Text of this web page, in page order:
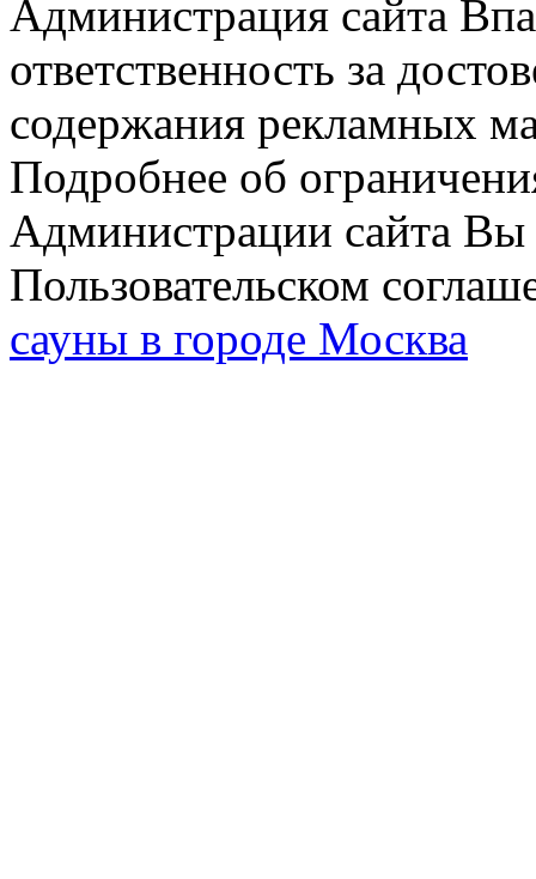
Администрация сайта
ответственность за
содержания рекламных
Подробнее об
Администрации сайта Вы
Пользовательском
сауны в городе Москва